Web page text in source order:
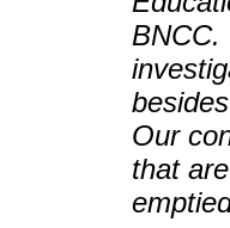
BNCC.
Our
that